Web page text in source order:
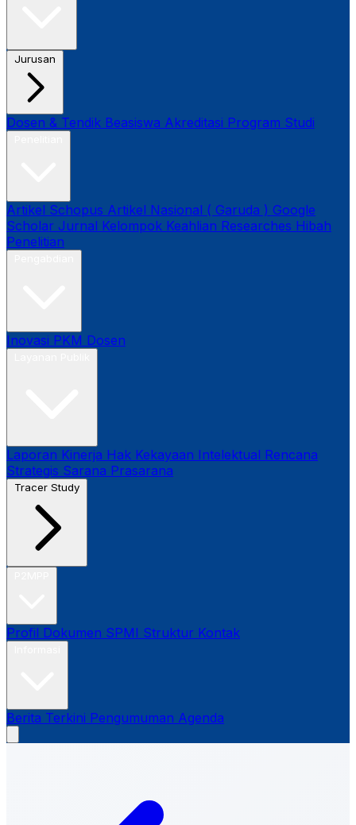
Jurusan
Dosen & Tendik Beasiswa Akreditasi Program Studi
Artikel Schopus Artikel Nasional ( Garuda ) Google
Scholar Jurnal Kelompok Keahlian Researches Hibah
Penelitian
Inovasi PKM Dosen
Laporan Kinerja Hak Kekayaan Intelektual Rencana
Strategis Sarana Prasarana
Tracer Study
Profil Dokumen SPMI Struktur Kontak
Berita Terkini Pengumuman Agenda